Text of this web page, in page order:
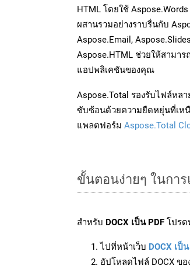
HTML โดยใช้
ผสานรวมอย่างราบรื่นกับ
Aspose.Email,
Aspose.HTML ช่วยให้สามา
แอปพลิเคชันของคุณ
Aspose.Total รองรับไฟล์หล
ซับซ้อนด้วยความยืดหยุ่นที่เห
แพลตฟอร์ม Aspose.Total
ขั้นตอนง่ายๆ ในการ
สำหรับ DOCX เป็น PDF โปรด
ไปที่หน้าเว็บ DOCX เป็
อัปโหลดไฟล์ DOCX